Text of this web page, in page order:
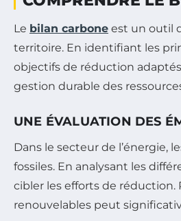
Le bilan carbone est un outil
territoire. En identifiant les
objectifs de réduction
gestion durable des
UNE ÉVALUATION DES
Dans le secteur de l’énergie,
fossiles. En analysant les
cibler les efforts de
renouvelables peut